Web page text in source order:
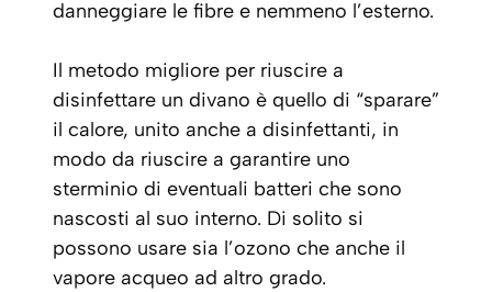
danneggiare le fibre e nemmeno l’esterno.
Il metodo migliore per riuscire a
disinfettare un divano è quello di “sparare”
il calore, unito anche a disinfettanti, in
modo da riuscire a garantire uno
sterminio di eventuali batteri che sono
nascosti al suo interno. Di solito si
possono usare sia l’ozono che anche il
vapore acqueo ad altro grado.